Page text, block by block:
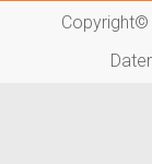
Copyright©